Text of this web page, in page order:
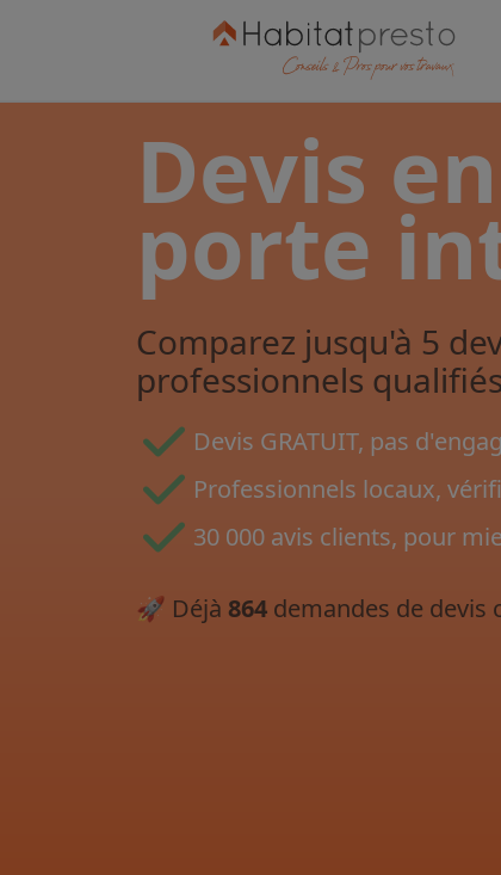
Devis
porte
Comparez jusqu'à 5
professionnels
Devis GRATUIT, pas
Professionnels locaux,
30 000 avis clients, pour
🚀 Déjà 864 demandes de devis